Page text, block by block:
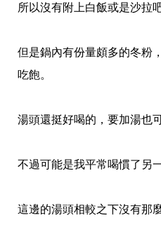
所以沒有附上白飯或是沙拉
但是鍋內有份量頗多的冬粉，
吃飽。
湯頭還挺好喝的，要加湯也
不過可能是我平常喝慣了另
這邊的湯頭相較之下沒有那